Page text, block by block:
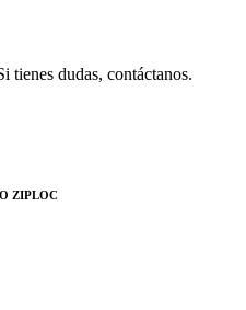
tienes dudas, contáctanos.
ZIPLOC